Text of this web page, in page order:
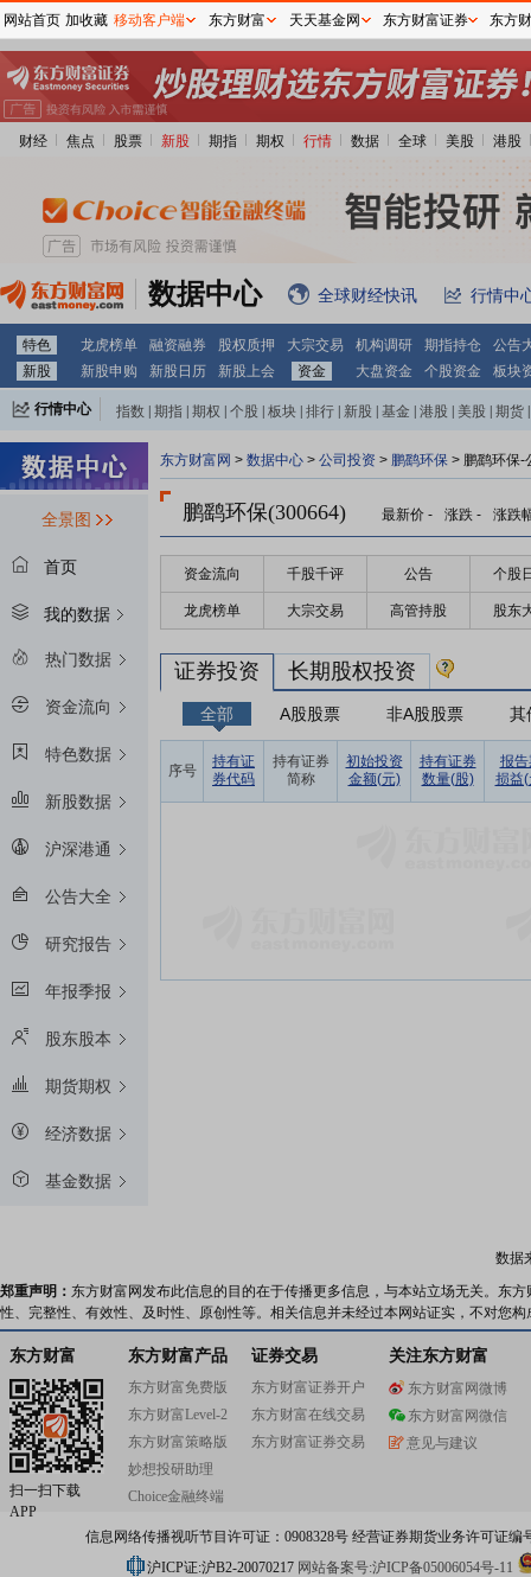
财经 焦点 股票 新股 期指 期权 行情 数据 全球 美股 港股
数据中心 全球财经快讯 行情中
特色 龙虎榜单 融资融券 股权质押 大宗交易 机构调研 期指持仓
公告
新股
新股申购 新股日历 新股上会 资金 大盘资金 个股资金 板块
行情中心 指数 期指 期权 个股 板块 排行 新股 基金 港股 美股 期货
全景图
首页
我的数据
热门数据
资金流向
特色数据
新股数据
沪深港通
公告大全
研究报告
年报季报
股东股本
期货期权
经济数据
基金数据
东方财富网 > 数据中心 > 公司投资 > 鹏鹞环保 > 鹏鹞环保-
鹏鹞环保(300664) 最新价 - 涨跌 - 涨跌
资金流向 千股千评 公告 个股
龙虎榜单 大宗交易 高管持股 股东
证券投资 长期股权投资
全部 A股股票 非A股股票 其
序号
持有证
券代码
持有证券
简称
初始投资
金额(元)
持有证券
数量(股)
报告
损益(
数据
郑重声明： 东方财富网发布此信息的目的在于传播更多信息，与本站立场无关。东
性、完整性、有效性、及时性、原创性等。相关信息并未经过本网站证实，不对您
东方财富
扫一扫下载
APP
东方财富产品
东方财富免费版
东方财富Level-2
东方财富策略版
妙想投研助理
Choice金融终端
证券交易
东方财富证券开户
东方财富在线交易
东方财富证券交易
关注东方财富
东方财富网微博
东方财富网微信
意见与建议
信息网络传播视听节目许可证：0908328号 经营证券期货业务许可证编
沪ICP证:沪B2-20070217 网站备案号:沪ICP备05006054号-11
网站首页 加收藏 移动客户端 东方财富 天天基金网 东方财富证券 东方